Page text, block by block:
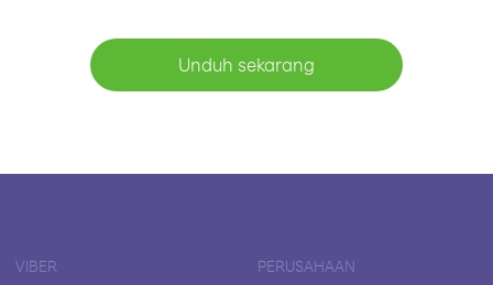
Unduh sekarang
VIBER PERUSAHAAN